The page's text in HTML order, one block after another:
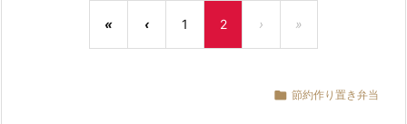
« ‹ 1 2 › »
 節約作り置き弁当